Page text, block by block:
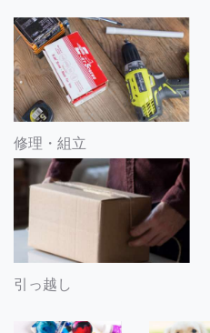
修理・組立
引っ越し